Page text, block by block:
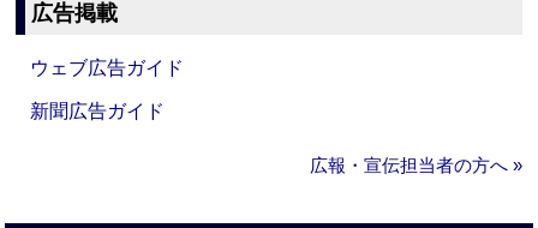
広告掲載
ウェブ広告ガイド
新聞広告ガイド
広報・宣伝担当者の方へ »